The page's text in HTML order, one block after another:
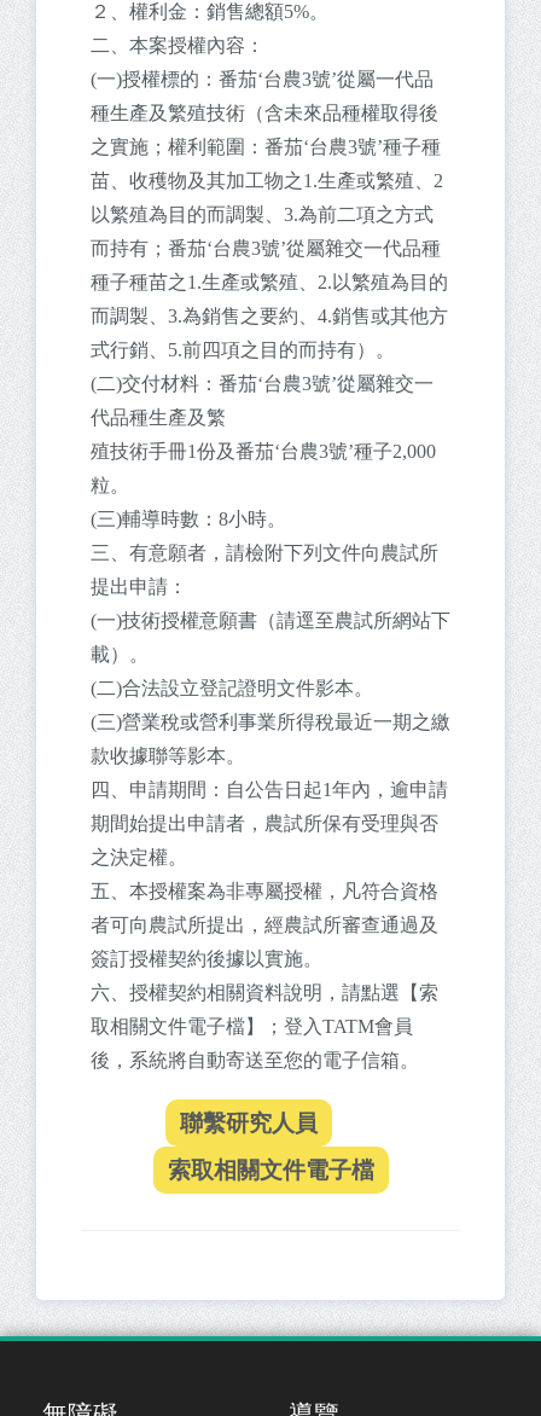
２、權利金：銷售總額5%。
二、本案授權內容：
(一)授權標的：番茄‘台農3號’從屬一代品
種生產及繁殖技術（含未來品種權取得後
之實施；權利範圍：番茄‘台農3號’種子種
苗、收穫物及其加工物之1.生產或繁殖、2
以繁殖為目的而調製、3.為前二項之方式
而持有；番茄‘台農3號’從屬雜交一代品種
種子種苗之1.生產或繁殖、2.以繁殖為目的
而調製、3.為銷售之要約、4.銷售或其他方
式行銷、5.前四項之目的而持有）。
(二)交付材料：番茄‘台農3號’從屬雜交一
代品種生產及繁
殖技術手冊1份及番茄‘台農3號’種子2,000
粒。
(三)輔導時數：8小時。
三、有意願者，請檢附下列文件向農試所
提出申請：
(一)技術授權意願書（請逕至農試所網站下
載）。
(二)合法設立登記證明文件影本。
(三)營業稅或營利事業所得稅最近一期之繳
款收據聯等影本。
四、申請期間：自公告日起1年內，逾申請
期間始提出申請者，農試所保有受理與否
之決定權。
五、本授權案為非專屬授權，凡符合資格
者可向農試所提出，經農試所審查通過及
簽訂授權契約後據以實施。
六、授權契約相關資料說明，請點選【索
取相關文件電子檔】；登入TATM會員
後，系統將自動寄送至您的電子信箱。